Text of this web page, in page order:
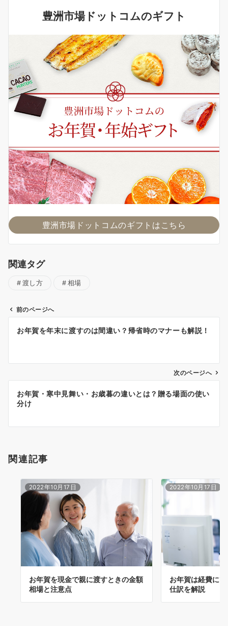
豊洲市場ドットコムのギフト
豊洲市場ドットコムのギフトはこちら
関連タグ
渡し方 相場
ン
前のページへ
お年賀を年末に渡すのは間違い？帰省時のマナーも解説！
次のページへ
お年賀・寒中見舞い・お歳暮の違いとは？贈る場面の使い
分け
関連記事
2022年10月17日
お年賀を現金で親に渡すときの金額
相場と注意点
2022年10月17日
お年賀は経費に
仕訳を解説